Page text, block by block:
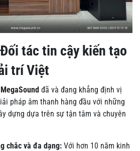
tác tin cậy kiến tạo
trí Việt
MegaSound đã và đang khẳng định vị
pháp âm thanh hàng đầu với những
dựng dựa trên sự tận tâm và chuyên
chắc và đa dạng: Với hơn 10 năm kinh